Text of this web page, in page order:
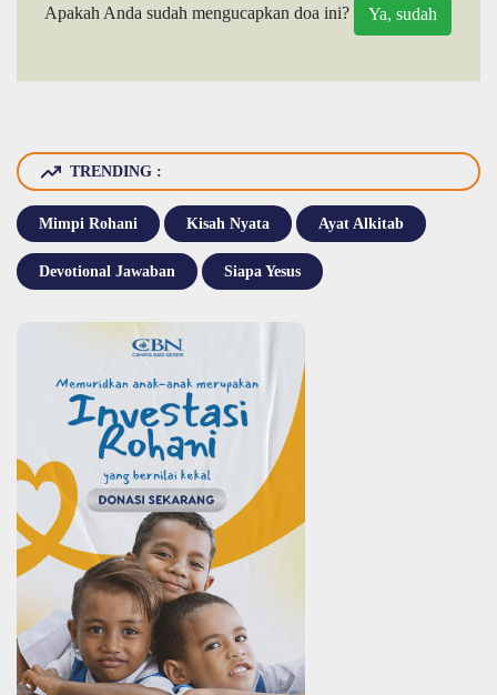
Apakah Anda sudah mengucapkan doa ini?
TRENDING :
Mimpi Rohani Kisah Nyata Ayat Alkitab
Devotional Jawaban Siapa Yesus